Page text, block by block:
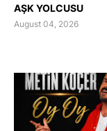
AŞK YOLCUSU
August 04, 2026